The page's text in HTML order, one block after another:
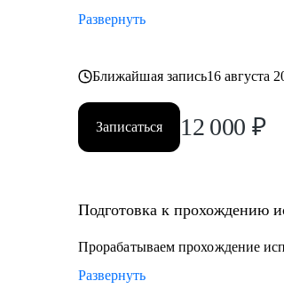
Развернуть
Ближайшая запись16 августа
Записаться 12 000 ₽
Подготовка к прохождению
Прорабатываем прохождение
Развернуть